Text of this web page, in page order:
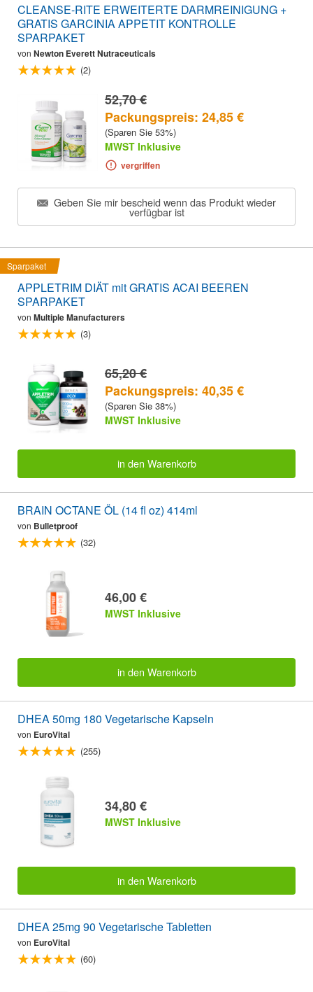
CLEANSE-RITE ERWEITERTE DARMREINIGUNG +
GRATIS GARCINIA APPETIT KONTROLLE
SPARPAKET
von Newton Everett Nutraceuticals
(2)
52,70 €
Packungspreis: 24,85 €
(Sparen Sie 53%)
MWST Inklusive
vergriffen
Geben Sie mir bescheid wenn das Produkt wieder
verfügbar ist
Sparpaket
APPLETRIM DIÄT mit GRATIS ACAI BEEREN
SPARPAKET
von Multiple Manufacturers
(3)
65,20 €
Packungspreis: 40,35 €
(Sparen Sie 38%)
MWST Inklusive
in den Warenkorb
BRAIN OCTANE ÖL (14 fl oz) 414ml
von Bulletproof
(32)
46,00 €
MWST Inklusive
in den Warenkorb
DHEA 50mg 180 Vegetarische Kapseln
von EuroVital
(255)
34,80 €
MWST Inklusive
in den Warenkorb
DHEA 25mg 90 Vegetarische Tabletten
von EuroVital
(60)